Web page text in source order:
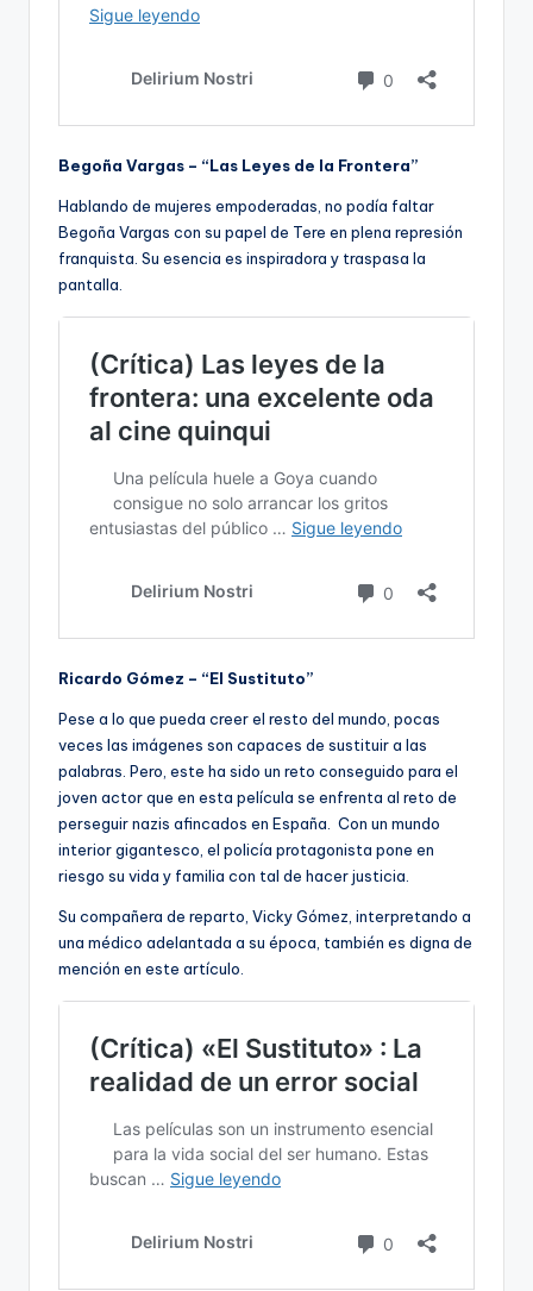
Begoña Vargas – “Las Leyes de la Frontera”
Hablando de mujeres empoderadas, no podía faltar
Begoña Vargas con su papel de Tere en plena represión
franquista. Su esencia es inspiradora y traspasa la
pantalla.
Ricardo Gómez – “El Sustituto”
Pese a lo que pueda creer el resto del mundo, pocas
veces las imágenes son capaces de sustituir a las
palabras. Pero, este ha sido un reto conseguido para el
joven actor que en esta película se enfrenta al reto de
perseguir nazis afincados en España. Con un mundo
interior gigantesco, el policía protagonista pone en
riesgo su vida y familia con tal de hacer justicia.
Su compañera de reparto, Vicky Gómez, interpretando a
una médico adelantada a su época, también es digna de
mención en este artículo.